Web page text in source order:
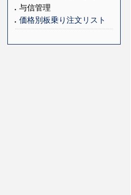
与信管理
価格別板乗り注文リスト